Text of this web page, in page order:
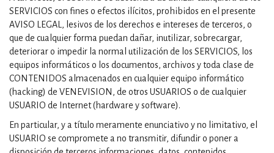
SERVICIOS con fines o efectos ilícitos, prohibidos en el presente
AVISO LEGAL, lesivos de los derechos e intereses de terceros, o
que de cualquier forma puedan dañar, inutilizar, sobrecargar,
deteriorar o impedir la normal utilización de los SERVICIOS, los
equipos informáticos o los documentos, archivos y toda clase de
CONTENIDOS almacenados en cualquier equipo informático
(hacking) de VENEVISION, de otros USUARIOS o de cualquier
USUARIO de Internet (hardware y software).
En particular, y a título meramente enunciativo y no limitativo, el
USUARIO se compromete a no transmitir, difundir o poner a